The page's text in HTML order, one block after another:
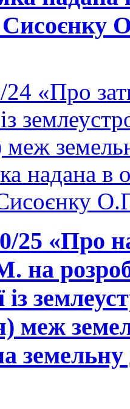
«Про
надана в
«Про
на
із
меж